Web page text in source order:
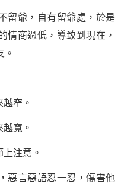
爺，自有留爺處，於是
情商過低，導致到現在，
。
窄。
寬。
上注意。
言惡語忍一忍，傷害他